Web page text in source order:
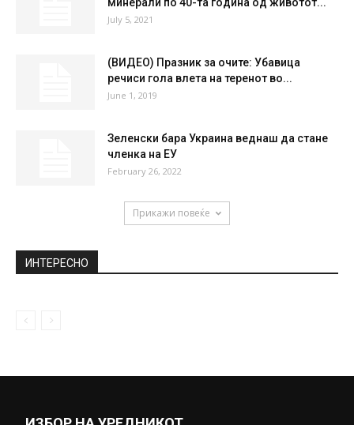
July 5, 2021
(ВИДЕО) Празник за очите: Убавица
речиси гола влета на теренот во...
June 1, 2019
Зеленски бара Украина веднаш да стане
членка на ЕУ
February 26, 2022
Прикажи повеќе
ИНТЕРЕСНО